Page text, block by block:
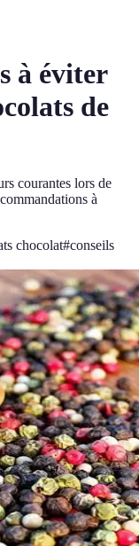
à éviter
de
courantes lors de
à
chocolat#conseils